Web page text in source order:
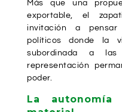
Más que una
exportable, el
invitación a pensar
políticos donde la
subordinada a
representación
poder.
La autonomía